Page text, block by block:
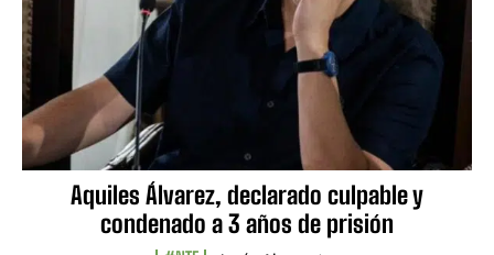
Aquiles Álvarez, declarado culpable y
condenado a 3 años de prisión